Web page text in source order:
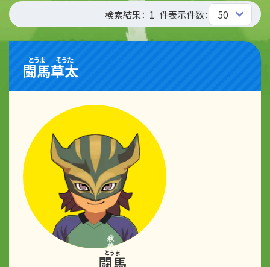
検索結果： 1 件表示件数：
闘馬
とうま
草太
そうた
とうま